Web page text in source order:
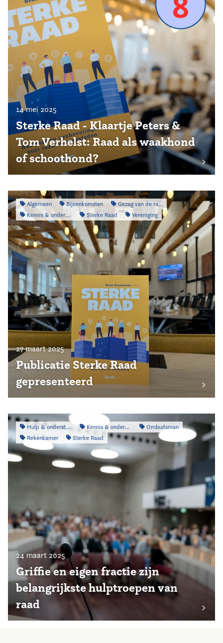
14 mei 2025
Sterke Raad - Klaartje Peters &
Tom Verhelst: Raad als waakhond
of schoothond?
Algemeen Bijeenkomsten
Gezag van de raad
Kennis & onderzoek
Sterke Raad Vereniging
27 maart 2025
Publicatie Sterke Raad
gepresenteerd
Hulp & ondersteuning Kennis & onderzoek
Ombudsman
Rekenkamer
Sterke Raad
24 maart 2025
Griffie en eigen fractie zijn
belangrijkste hulptroepen van
raad